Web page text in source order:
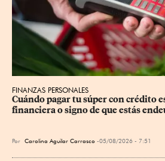
FINANZAS PERSONALES
Cuándo pagar tu súper con crédito
financiera o signo de que estás
Por Carolina Aguilar Carrasco 05/08/2026 - 7:51